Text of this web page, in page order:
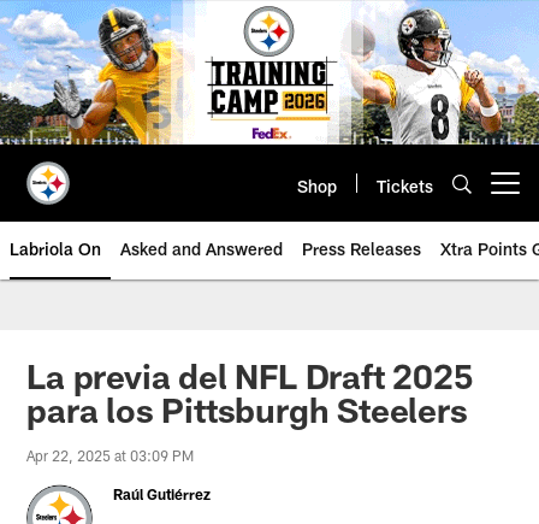
Skip
to
main
content
Shop Tickets
Labriola On Asked and Answered Press Releases Xtra Points
La previa del NFL Draft 2025
para los Pittsburgh Steelers
Apr 22, 2025 at 03:09 PM
Raúl Gutiérrez